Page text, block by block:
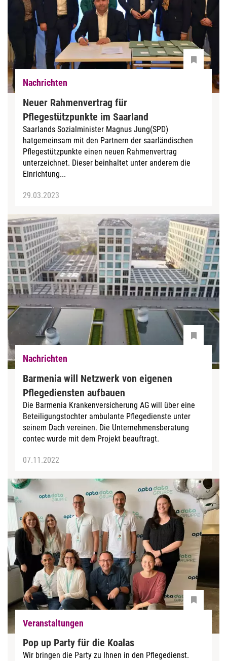
Nachrichten
Neuer Rahmenvertrag für
Pflegestützpunkte im Saarland
Saarlands Sozialminister Magnus Jung(SPD)
hatgemeinsam mit den Partnern der saarländischen
Pflegestützpunkte einen neuen Rahmenvertrag
unterzeichnet. Dieser beinhaltet unter anderem die
Einrichtung...
29.03.2023
Nachrichten
Barmenia will Netzwerk von eigenen
Pflegediensten aufbauen
Die Barmenia Krankenversicherung AG will über eine
Beteiligungstochter ambulante Pflegedienste unter
seinem Dach vereinen. Die Unternehmensberatung
contec wurde mit dem Projekt beauftragt.
07.11.2022
Veranstaltungen
Pop up Party für die Koalas
Wir bringen die Party zu Ihnen in den Pflegedienst.